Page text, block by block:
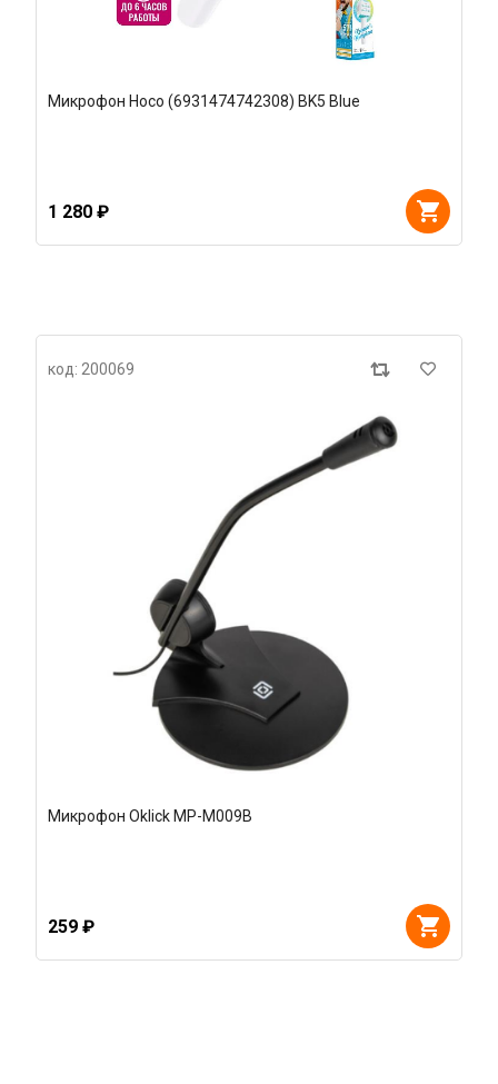
Микрофон Hoco (6931474742308) BK5 Blue
1 280 ₽
код: 200069
Микрофон Oklick MP-M009B
259 ₽